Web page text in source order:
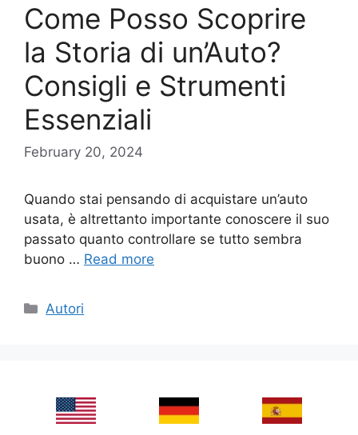
Come Posso Scoprire
la Storia di un’Auto?
Consigli e Strumenti
Essenziali
February 20, 2024
Quando stai pensando di acquistare un’auto
usata, è altrettanto importante conoscere il suo
passato quanto controllare se tutto sembra
buono … Read more
Categories
Autori